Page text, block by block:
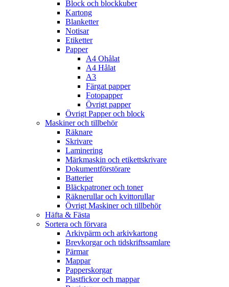
Block och blockkuber
Kartong
Blanketter
Notisar
Etiketter
Papper
A4 Ohålat
A4 Hålat
A3
Färgat papper
Fotopapper
Övrigt papper
Övrigt Papper och block
Maskiner och tillbehör
Räknare
Skrivare
Laminering
Märkmaskin och etikettskrivare
Dokumentförstörare
Batterier
Bläckpatroner och toner
Räknerullar och kvittorullar
Övrigt Maskiner och tillbehör
Häfta & Fästa
Sortera och förvara
Arkivpärm och arkivkartong
Brevkorgar och tidskriftssamlare
Pärmar
Mappar
Papperskorgar
Plastfickor och mappar